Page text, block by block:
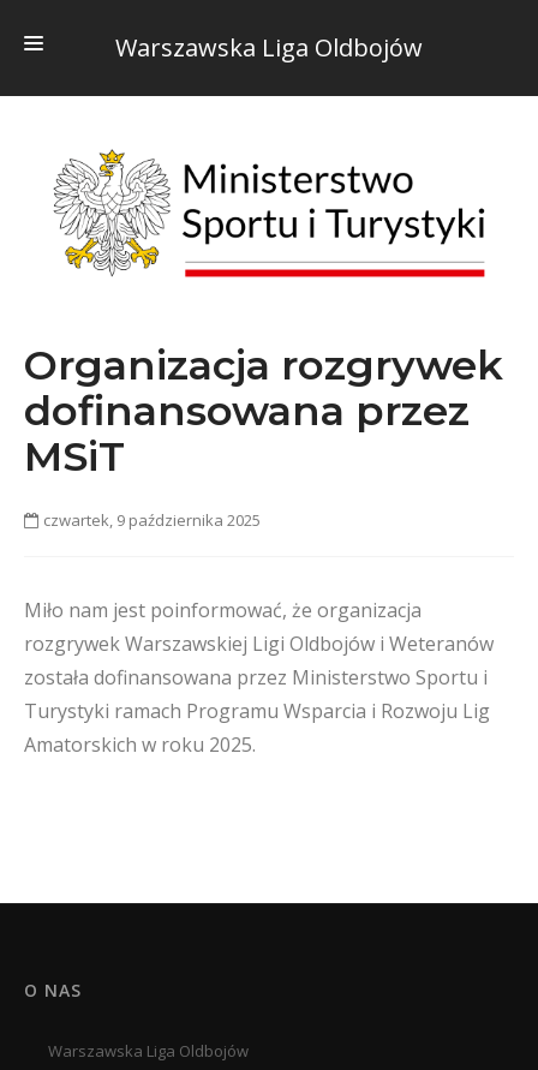
Warszawska Liga Oldbojów
O NAS
KONTAKTY
REGULAMIN
ADRESY BOISK
INFO
STATYSTYKI
Organizacja rozgrywek
dofinansowana przez
MSiT
czwartek, 9 października 2025
Miło nam jest poinformować, że organizacja
rozgrywek Warszawskiej Ligi Oldbojów i Weteranów
została dofinansowana przez Ministerstwo Sportu i
Turystyki ramach Programu Wsparcia i Rozwoju Lig
Amatorskich w roku 2025.
O NAS
Warszawska Liga Oldbojów